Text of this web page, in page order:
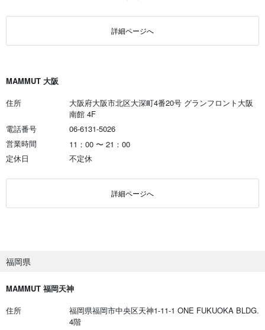
詳細ページへ
MAMMUT 大阪
住所
大阪府大阪市北区大深町4番20号 グランフロント大阪
南館 4F
電話番号
06-6131-5026
営業時間
11：00 〜 21：00
定休日
不定休
詳細ページへ
福岡県
MAMMUT 福岡天神
住所
福岡県福岡市中央区天神1-11-1 ONE FUKUOKA BLDG.
4階